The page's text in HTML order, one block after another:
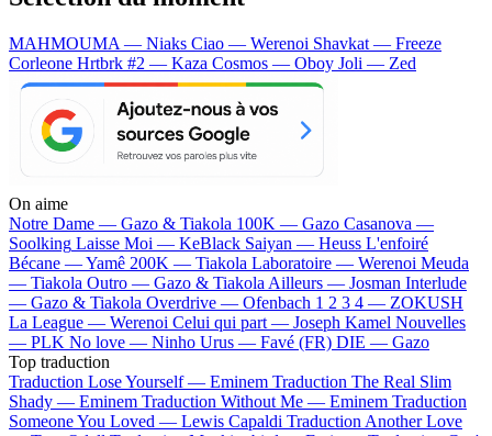
MAHMOUMA — Niaks Ciao — Werenoi Shavkat — Freeze
Corleone Hrtbrk #2 — Kaza Cosmos — Oboy Joli — Zed
On aime
Notre Dame — Gazo & Tiakola 100K — Gazo Casanova —
Soolking Laisse Moi — KeBlack Saiyan — Heuss L'enfoiré
Bécane —Yamê 200K — Tiakola Laboratoire — Werenoi Meuda
— Tiakola Outro — Gazo & Tiakola Ailleurs — Josman Interlude
— Gazo & Tiakola Overdrive — Ofenbach 1 2 3 4 — ZOKUSH
La League — Werenoi Celui qui part — Joseph Kamel Nouvelles
— PLK No love — Ninho Urus — Favé (FR) DIE — Gazo
Top traduction
Traduction Lose Yourself — Eminem Traduction The Real Slim
Shady — Eminem Traduction Without Me — Eminem Traduction
Someone You Loved — Lewis Capaldi Traduction Another Love